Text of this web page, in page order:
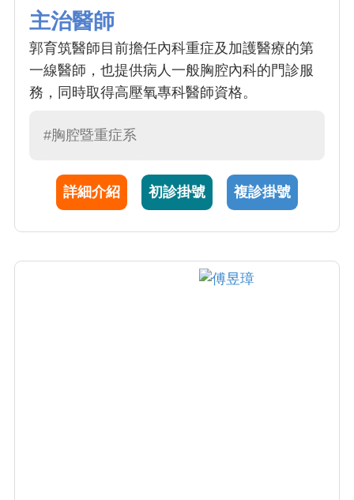
主治醫師
郭育筑醫師目前擔任內科重症及加護醫療的第
一線醫師，也提供病人一般胸腔內科的門診服
務，同時取得高壓氧專科醫師資格。
#胸腔暨重症系
詳細介紹 初診掛號 複診掛號